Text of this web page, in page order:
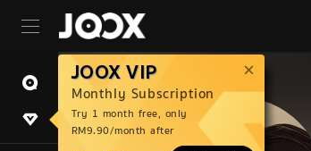
JOOX VIP
Monthly Subscription
Try 1 month free, only
RM9.90/month after